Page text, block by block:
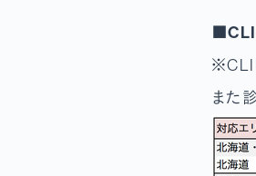
また